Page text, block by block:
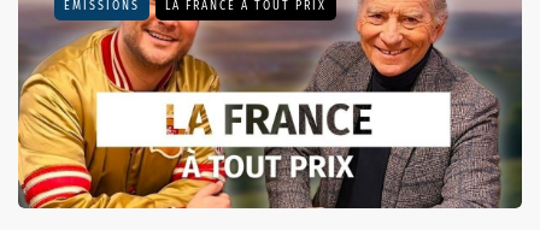
EMISSIONS LA FRANCE À TOUT PRIX